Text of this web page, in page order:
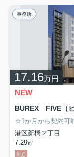
事務所
17.16万円
NEW
港区新橋２丁目
7.29㎡
礼0